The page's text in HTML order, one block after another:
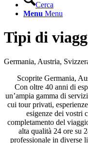
Cerca
Menu Menu
Tipi di
Germania, Austria,
Scoprite Germania,
Con oltre 40 anni di
un’ampia gamma di
cui tour privati,
esigenze dei vostri
completamento del
alta qualità 24 ore su
professionale in diverse